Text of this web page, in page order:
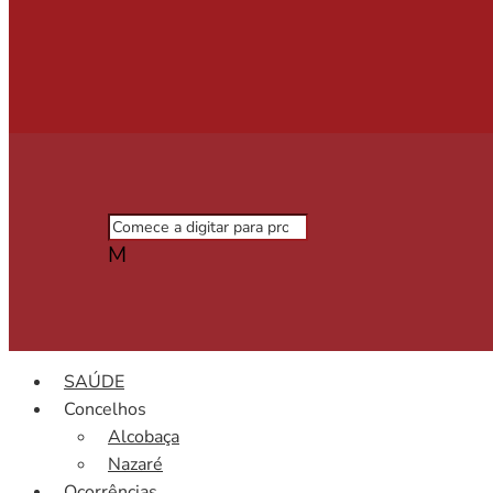
M
SAÚDE
Concelhos
Alcobaça
Nazaré